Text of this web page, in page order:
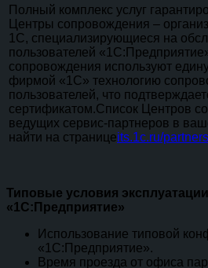
Полный комплекс услуг
Центры сопровождения –
1С, специализирующиеся на
пользователей
сопровождения используют
фирмой «1С» технологию
пользователей, что
сертификатом.Список Центров
ведущих сервис-партнеров в
найти на страницеits.1c.ru/partners
Типовые условия
«1С:Предприятие»
Использование типовой
«1С:Предприятие».
Время проезда от офиса